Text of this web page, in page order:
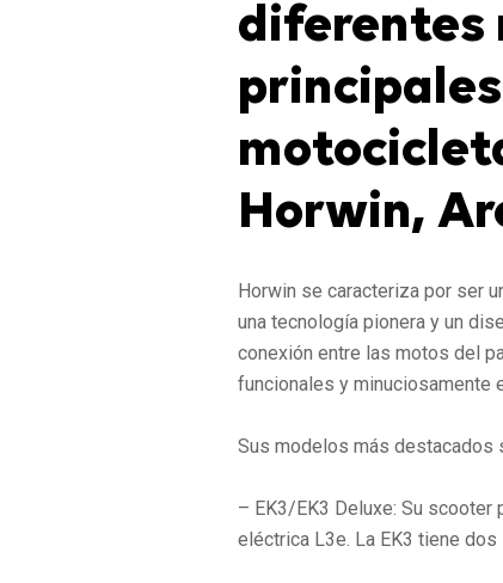
diferentes
Horwin,
Horwin se caracteriza por ser
una tecnología pionera y un
conexión entre las motos del
funcionales y minuciosamente
Sus modelos más destacados
– EK3/EK3 Deluxe: Su scooter
eléctrica L3e. La EK3 tiene